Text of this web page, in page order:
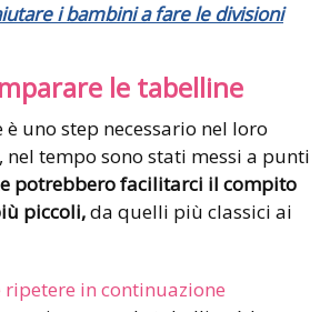
i bambini a fare le divisioni
le tabelline
uno step necessario nel loro
tempo sono stati messi a punti
potrebbero facilitarci il compito
piccoli,da quelli più classici ai
ripetere in continuazione